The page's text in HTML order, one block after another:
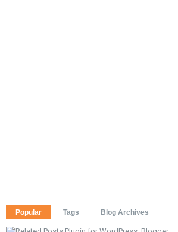
Popular Tags Blog Archives